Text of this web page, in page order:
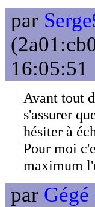
par
16:05:51
Avant tout
s'assurer
hésiter à
Pour moi
maximum
par